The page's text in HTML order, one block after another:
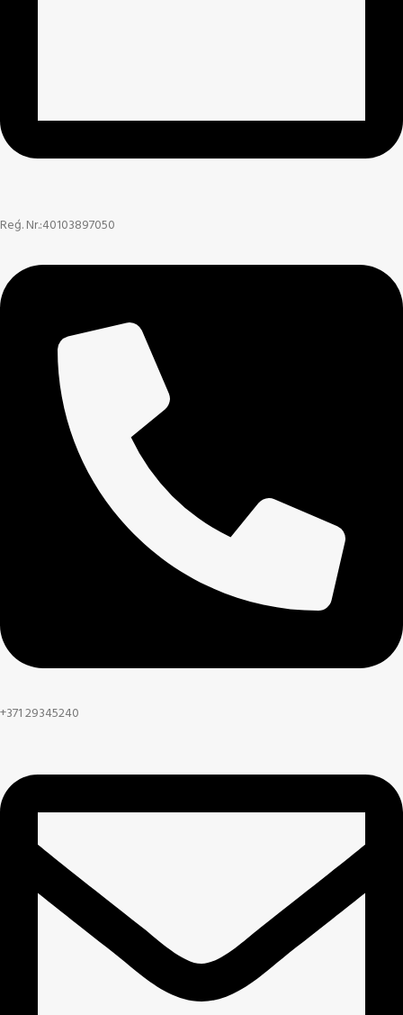
Reģ. Nr.:40103897050
+371 29345240